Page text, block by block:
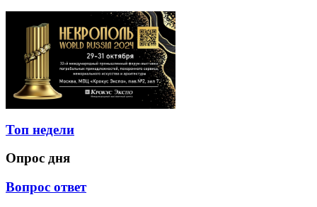
Топ недели
Опрос дня
Вопрос ответ